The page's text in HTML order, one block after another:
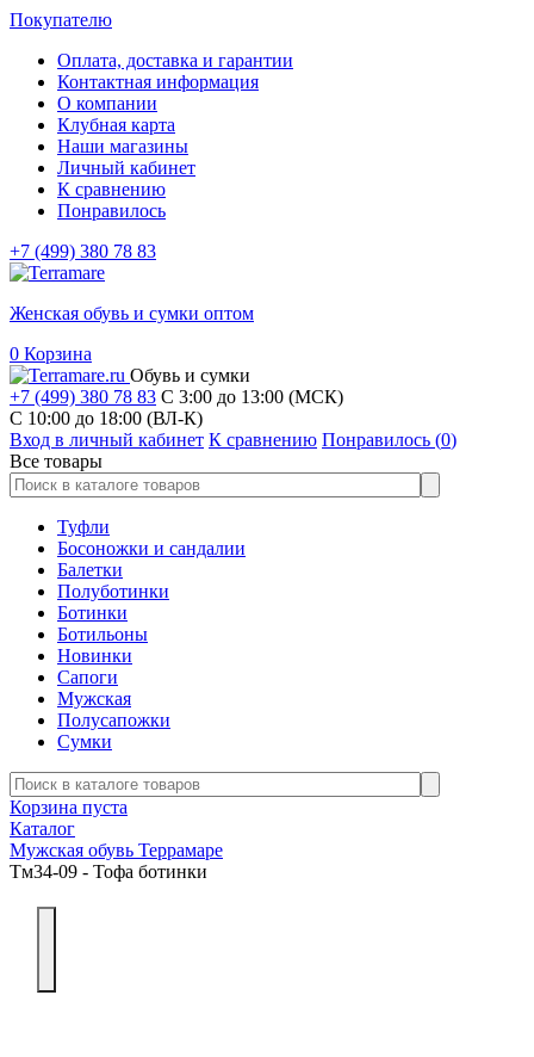
Покупателю
Оплата, доставка и гарантии
Контактная информация
О компании
Клубная карта
Наши магазины
Личный кабинет
К сравнению
Понравилось
+7 (499) 380 78 83
Женская обувь и сумки оптом
0 Корзина
Обувь и сумки
+7 (499) 380 78 83 С 3:00 до 13:00 (МСК)
C 10:00 до 18:00 (ВЛ-К)
Вход в личный кабинет К сравнению Понравилось (0)
Все товары
Туфли
Босоножки и сандалии
Балетки
Полуботинки
Ботинки
Ботильоны
Новинки
Сапоги
Мужская
Полусапожки
Сумки
Корзина пуста
Каталог
Мужская обувь Террамаре
Тм34-09 - Тофа ботинки